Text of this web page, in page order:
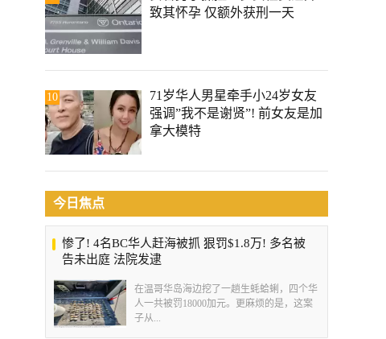
致其怀孕 仅额外获刑一天
10
71岁华人男星牵手小24岁女友
强调”我不是谢贤”! 前女友是加
拿大模特
今日焦点
惨了! 4名BC华人赶海被抓 狠罚$1.8万! 多名被
告未出庭 法院发逮
在温哥华岛海边挖了一趟生蚝蛤蜊，四个华
人一共被罚18000加元。更麻烦的是，这案
子从...